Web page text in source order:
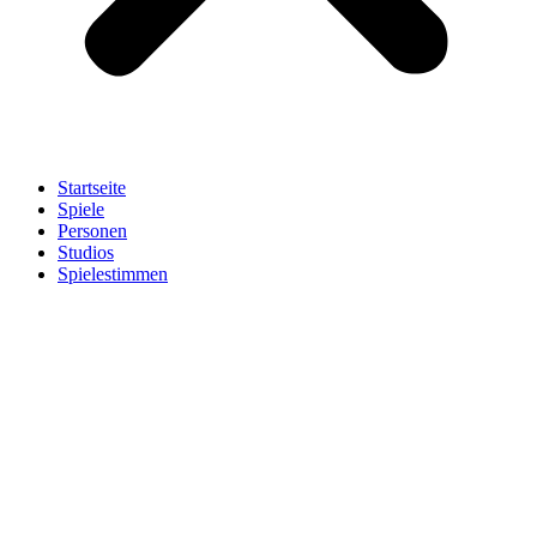
Startseite
Spiele
Personen
Studios
Spielestimmen